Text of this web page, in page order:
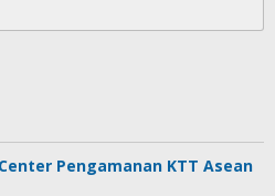
Pengamanan KTT Asean